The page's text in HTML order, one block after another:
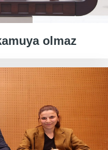
olmaz